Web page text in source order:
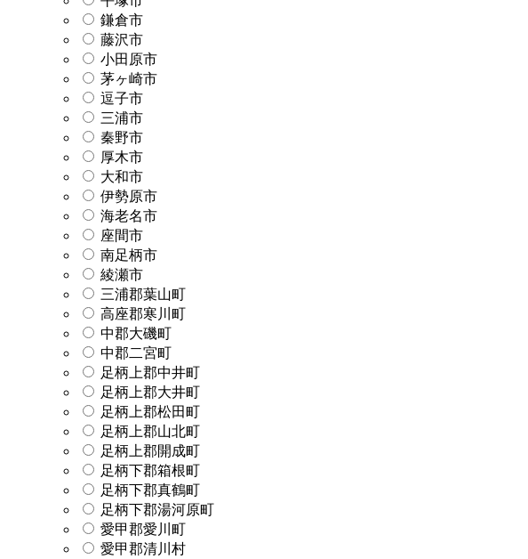
鎌倉市
藤沢市
小田原市
茅ヶ崎市
逗子市
三浦市
秦野市
厚木市
大和市
伊勢原市
海老名市
座間市
南足柄市
綾瀬市
三浦郡葉山町
高座郡寒川町
中郡大磯町
中郡二宮町
足柄上郡中井町
足柄上郡大井町
足柄上郡松田町
足柄上郡山北町
足柄上郡開成町
足柄下郡箱根町
足柄下郡真鶴町
足柄下郡湯河原町
愛甲郡愛川町
愛甲郡清川村